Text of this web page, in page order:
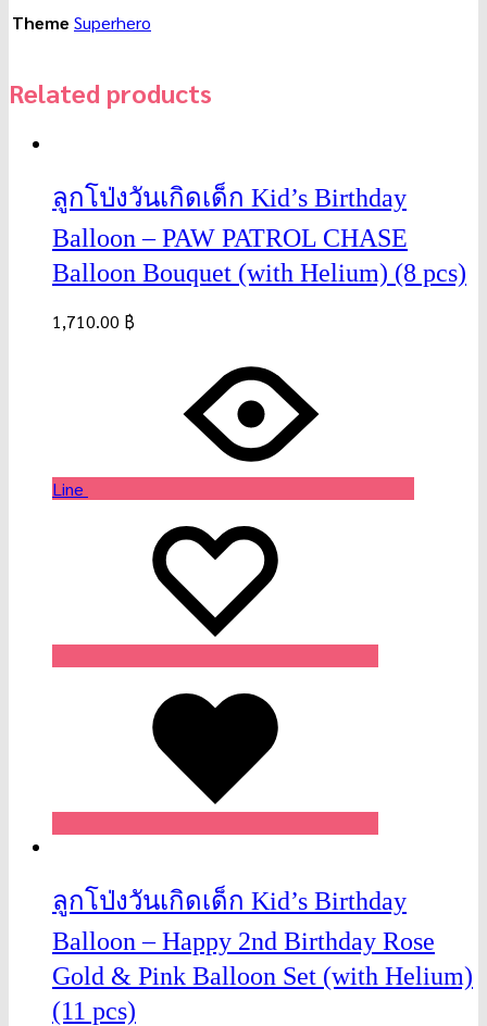
Theme Superhero
Related products
ลูกโป่งวันเกิดเด็ก Kid’s Birthday
Balloon – PAW PATROL CHASE
Balloon Bouquet (with Helium) (8 pcs)
1,710.00 ฿
Line
ลูกโป่งวันเกิดเด็ก Kid’s Birthday
Balloon – Happy 2nd Birthday Rose
Gold & Pink Balloon Set (with Helium)
(11 pcs)